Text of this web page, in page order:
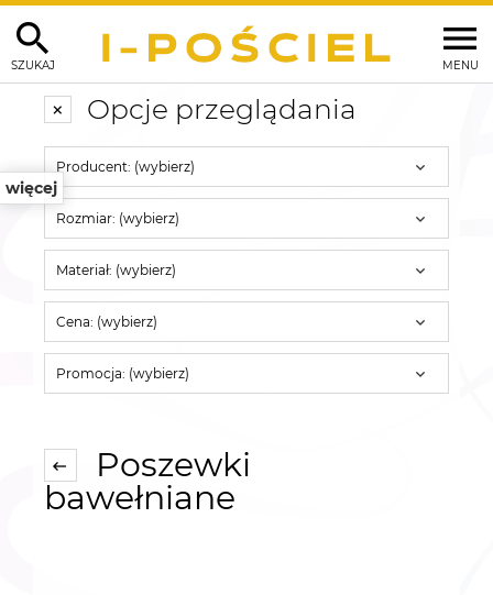
MENU
SZUKAJ
więcej
Opcje przeglądania
Producent: (wybierz)
Rozmiar: (wybierz)
Materiał: (wybierz)
Cena: (wybierz)
Promocja: (wybierz)
Poszewki
bawełniane